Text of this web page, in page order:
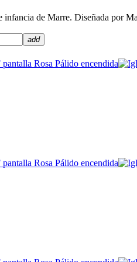
infancia de Marre. Diseñada por
add